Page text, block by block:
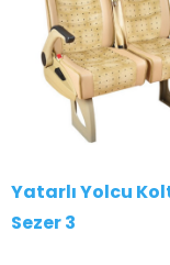
Yatarlı Yolcu
Sezer 3